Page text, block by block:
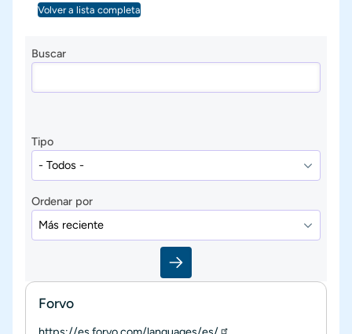
Volver a lista completa
Buscar
Tipo
Ordenar por
Forvo